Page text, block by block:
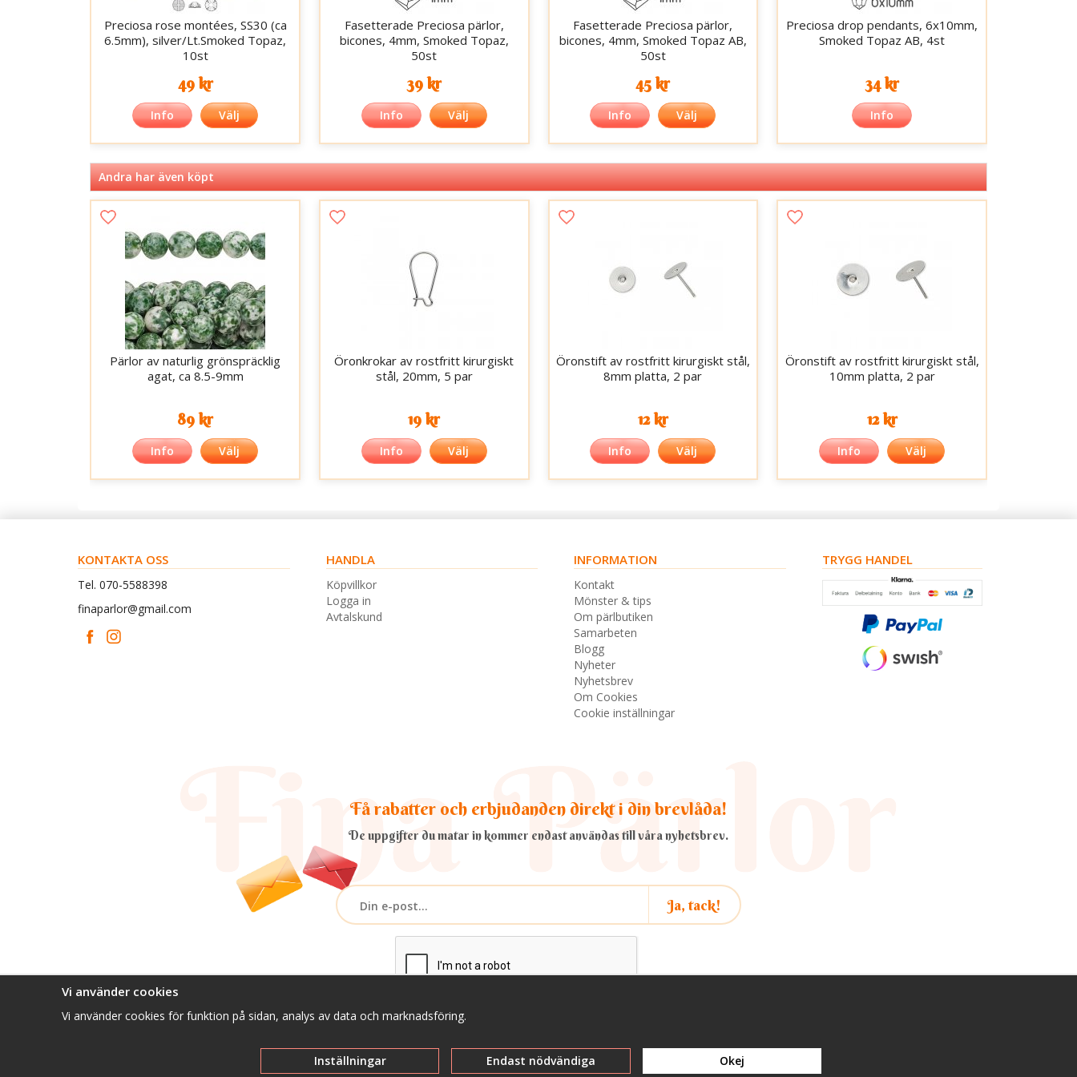
Preciosa rose montées, SS30 (ca
6.5mm), silver/Lt.Smoked Topaz,
10st
49 kr
Info Välj
Fasetterade Preciosa pärlor,
bicones, 4mm, Smoked Topaz,
50st
39 kr
Info Välj
Fasetterade Preciosa pärlor,
bicones, 4mm, Smoked Topaz AB,
50st
45 kr
Info Välj
Preciosa drop pendants, 6x10mm,
Smoked Topaz AB, 4st
34 kr
Info
Andra har även köpt
Pärlor av naturlig grönspräcklig
agat, ca 8.5-9mm
89 kr
Info Välj
Öronkrokar av rostfritt kirurgiskt
stål, 20mm, 5 par
19 kr
Info Välj
Öronstift av rostfritt kirurgiskt stål,
8mm platta, 2 par
12 kr
Info Välj
Öronstift av rostfritt kirurgiskt stål,
10mm platta, 2 par
12 kr
Info Välj
KONTAKTA OSS
Tel. 070-5588398
finaparlor@gmail.com
HANDLA
Köpvillkor
Logga in
Avtalskund
INFORMATION
Kontakt
Mönster & tips
Om pärlbutiken
Samarbeten
Blogg
Nyheter
Nyhetsbrev
Om Cookies
Cookie inställningar
TRYGG HANDEL
Få rabatter och erbjudanden direkt i din brevlåda!
De uppgifter du matar in kommer endast användas till våra nyhetsbrev.
Ja, tack!
Vi använder cookies
Vi använder cookies för funktion på sidan, analys av data och marknadsföring.
Inställningar Endast nödvändiga Okej